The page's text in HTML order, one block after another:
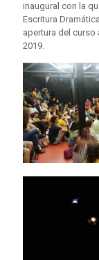
inaugural con la
Escritura
apertura del
2019.